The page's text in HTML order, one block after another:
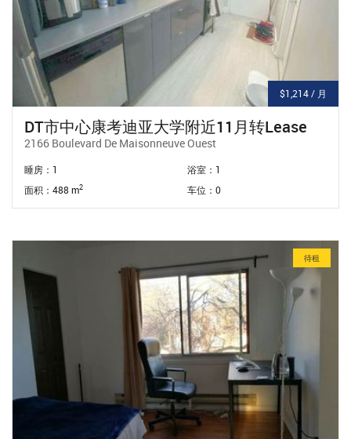
$1,214 / 月
DT市中心康考迪亚大学附近11月转Lease
2166 Boulevard De Maisonneuve Ouest
睡房：1
浴室：1
面积：488 m2 车位：0
待租